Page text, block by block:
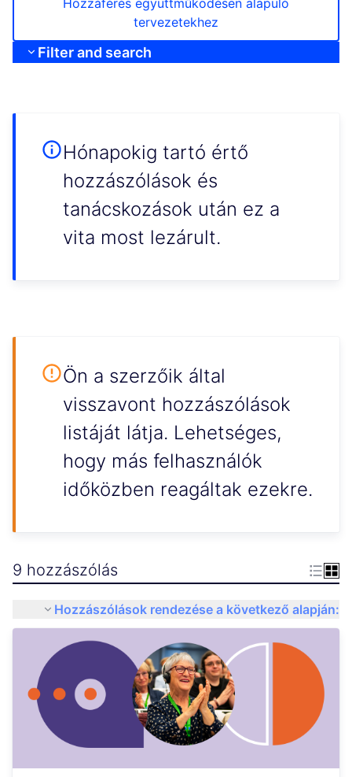
tervezetekhez
Filter and search
Hónapokig tartó értő
hozzászólások és
tanácskozások után ez a
vita most lezárult.
Ön a szerzőik által
visszavont hozzászólások
listáját látja. Lehetséges,
hogy más felhasználók
időközben reagáltak ezekre.
9 hozzászólás
Hozzászólások rendezése a következő alapján: